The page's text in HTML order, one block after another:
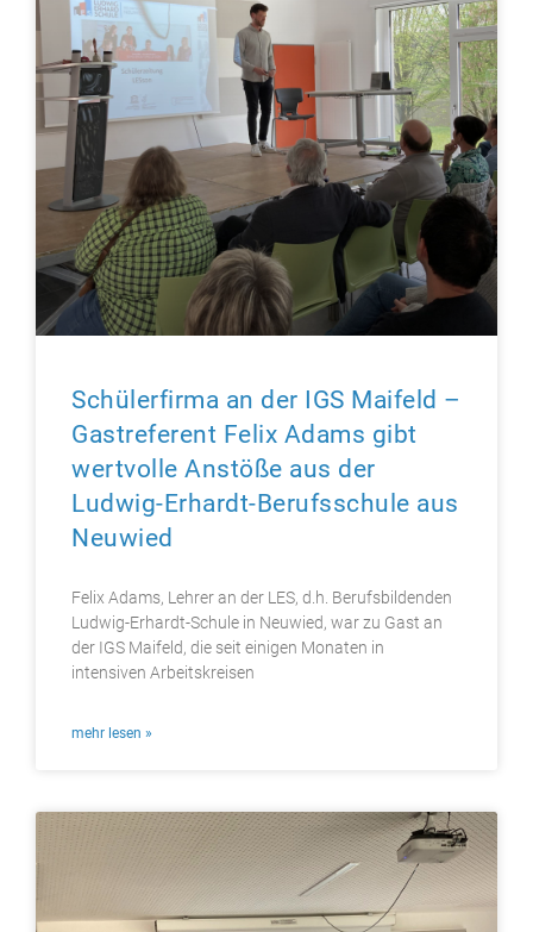
Schülerfirma an der IGS Maifeld –
Gastreferent Felix Adams gibt
wertvolle Anstöße aus der
Ludwig-Erhardt-Berufsschule aus
Neuwied
Felix Adams, Lehrer an der LES, d.h. Berufsbildenden
Ludwig-Erhardt-Schule in Neuwied, war zu Gast an
der IGS Maifeld, die seit einigen Monaten in
intensiven Arbeitskreisen
mehr lesen »